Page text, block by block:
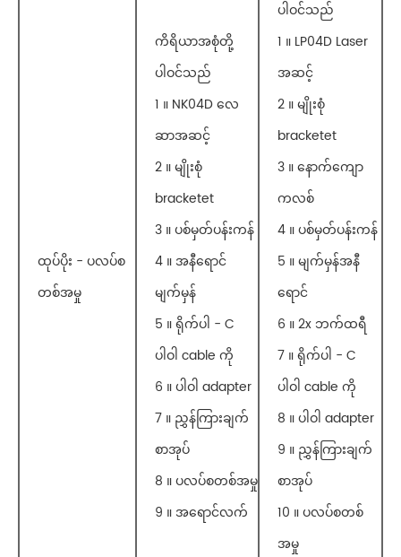
ထုပ်ပိုး - ပလပ်စ
တစ်အမှု
ကိရိယာအစုံတို့
ပါဝင်သည်
1 ။ NK04D လေ
ဆာအဆင့်
2 ။ မျိုးစုံ
bracketet
3 ။ ပစ်မှတ်ပန်းကန်
4 ။ အနီရောင်
မျက်မှန်
5 ။ ရိုက်ပါ - C
ပါဝါ cable ကို
6 ။ ပါဝါ adapter
7 ။ ညွှန်ကြားချက်
စာအုပ်
8 ။ ပလပ်စတစ်အမှု
9 ။ အရောင်လက်
ပါဝင်သည်
1 ။ LP04D Laser
အဆင့်
2 ။ မျိုးစုံ
bracketet
3 ။ နောက်ကျော
ကလစ်
4 ။ ပစ်မှတ်ပန်းကန်
5 ။ မျက်မှန်အနီ
ရောင်
6 ။ 2x ဘက်ထရီ
7 ။ ရိုက်ပါ - C
ပါဝါ cable ကို
8 ။ ပါဝါ adapter
9 ။ ညွှန်ကြားချက်
စာအုပ်
10 ။ ပလပ်စတစ်
အမှု